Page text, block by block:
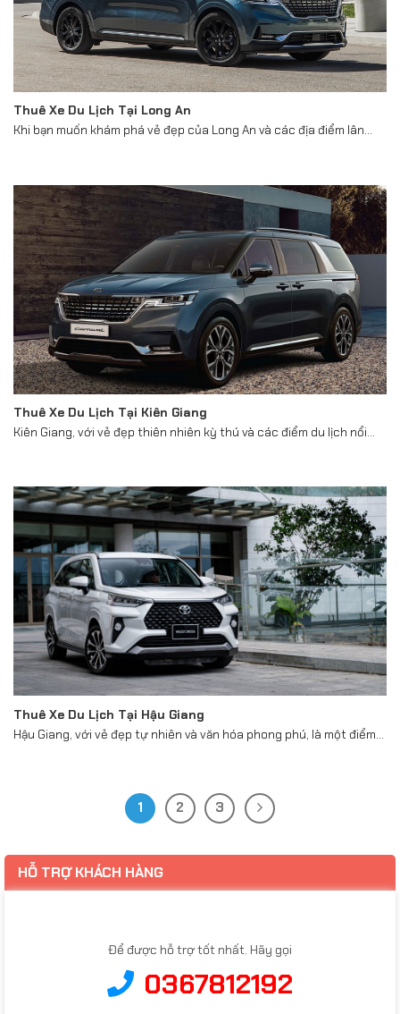
Thuê Xe Du Lịch Tại Long An
Khi bạn muốn khám phá vẻ đẹp của Long An và các địa điểm lân...
Thuê Xe Du Lịch Tại Kiên Giang
Kiên Giang, với vẻ đẹp thiên nhiên kỳ thú và các điểm du lịch nổi...
Thuê Xe Du Lịch Tại Hậu Giang
Hậu Giang, với vẻ đẹp tự nhiên và văn hóa phong phú, là một điểm...
1 2 3
HỖ TRỢ KHÁCH HÀNG
Để được hỗ trợ tốt nhất. Hãy gọi
0367812192